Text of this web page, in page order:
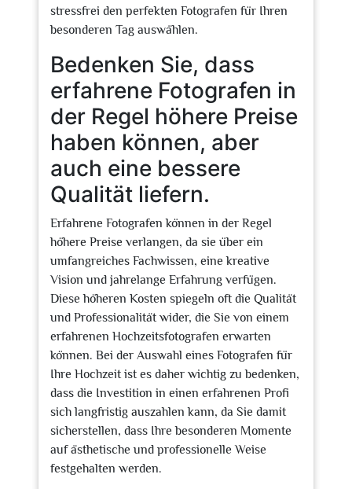
stressfrei den perfekten Fotografen für Ihren
besonderen Tag auswählen.
Bedenken Sie, dass
erfahrene Fotografen in
der Regel höhere Preise
haben können, aber
auch eine bessere
Qualität liefern.
Erfahrene Fotografen können in der Regel
höhere Preise verlangen, da sie über ein
umfangreiches Fachwissen, eine kreative
Vision und jahrelange Erfahrung verfügen.
Diese höheren Kosten spiegeln oft die Qualität
und Professionalität wider, die Sie von einem
erfahrenen Hochzeitsfotografen erwarten
können. Bei der Auswahl eines Fotografen für
Ihre Hochzeit ist es daher wichtig zu bedenken,
dass die Investition in einen erfahrenen Profi
sich langfristig auszahlen kann, da Sie damit
sicherstellen, dass Ihre besonderen Momente
auf ästhetische und professionelle Weise
festgehalten werden.